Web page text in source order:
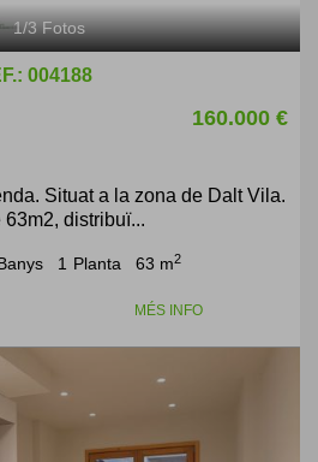
1/3Fotos
004188
160.000 €
Situat a la zona de Dalt Vila.
distribuï...
1 Planta 63 m2
MÉS INFO